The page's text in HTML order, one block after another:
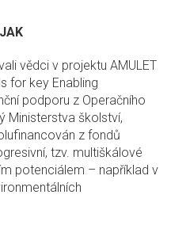
vědci v projektu AMULET
for key Enabling
podporu z Operačního
Ministerstva školství,
z fondů
tzv. multiškálové
potenciálem – například v